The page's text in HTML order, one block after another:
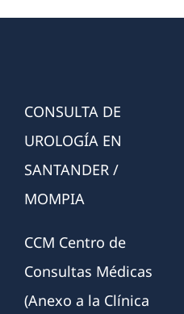
CONSULTA DE
UROLOGÍA EN
SANTANDER /
MOMPIA
CCM Centro de
Consultas Médicas
(Anexo a la Clínica